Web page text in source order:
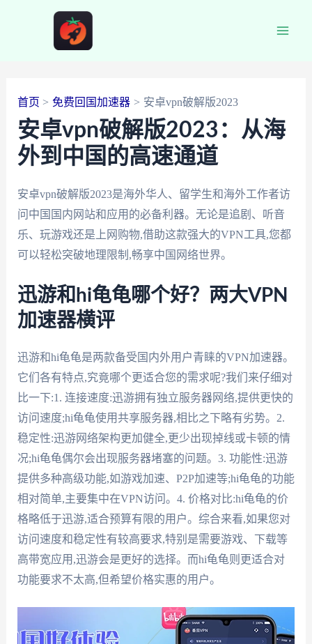
首页 免费回国加速器 安卓vpn破解版2023
安卓vpn破解版2023：从海
外到中国的高速通道
安卓vpn破解版2023是海外华人、留学生和海外工作者访
问中国国内网站和应用的必备利器。无论是追剧、听音
乐、玩游戏还是上网购物,借助这款强大的VPN工具,您都
可以轻松突破地理限制,畅享中国网络世界。
迅游和hi龟龟哪个好？两大VPN
加速器横评
迅游和hi龟龟是两款备受国内外用户青睐的VPN加速器。
它们各有特点,究竟哪个更适合您的需求呢?我们来仔细对
比一下:1. 连接速度:迅游拥有独立服务器网络,提供更快的
访问速度;hi龟龟使用共享服务器,相比之下略有劣势。2.
稳定性:迅游网络架构更加健全,更少出现掉线或卡顿的情
况;hi龟龟偶尔会出现服务器堵塞的问题。3. 功能性:迅游
提供多种高级功能,如游戏加速、P2P加速等;hi龟龟的功能
相对简单,主要集中在VPN访问。4. 价格对比:hi龟龟的价
格略低于迅游,适合预算有限的用户。综合来看,如果您对
访问速度和稳定性有较高要求,特别是需要游戏、下载等
高带宽应用,迅游会是更好的选择。而hi龟龟则更适合对
功能要求不太高,但希望价格实惠的用户。